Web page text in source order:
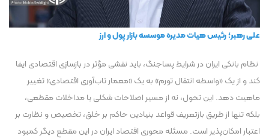
علی رهبر؛رئیس هیات مدیره موسسه بازار پول و ارز
نظام بانکی ایران در شرایط پساجنگ، باید نقشی مؤثر در بازسازی اقتصادی ایفا
کند و از یک «واسطه انتقال تورم» به یک «معمار تاب‌آوری اقتصادی» تغییر
ماهیت دهد. این تحول، نه از مسیر اصلاحات شکلی یا مداخلات مقطعی،
بلکه تنها از طریق بازتعریف قواعد بنیادین حاکم بر خلق، تخصیص و نظارت بر
اعتبار امکان‌پذیر است. مسئله محوری اقتصاد ایران در این مقطع دیگر کمبود